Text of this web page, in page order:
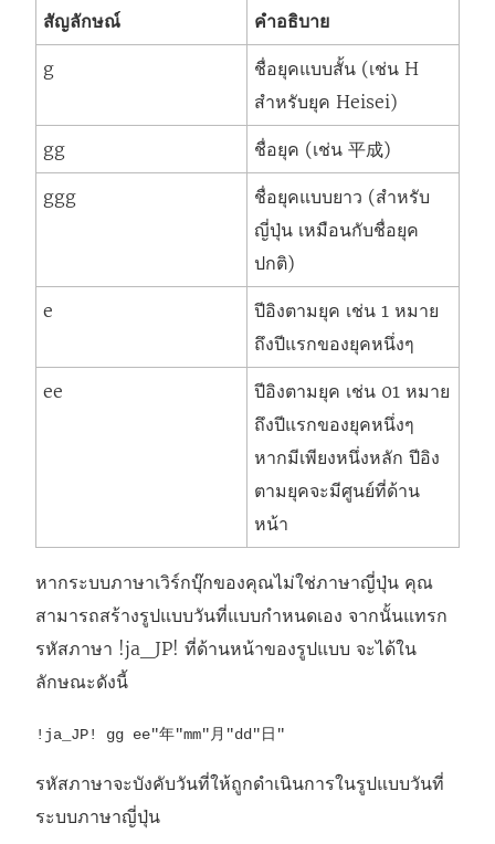
สัญลักษณ์ คำอธิบาย
g
ชื่อยุคแบบสั้น (เช่น H
สำหรับยุค Heisei)
gg ชื่อยุค (เช่น 平成)
ggg
ชื่อยุคแบบยาว (สำหรับ
ญี่ปุ่น เหมือนกับชื่อยุค
ปกติ)
e
ปีอิงตามยุค เช่น 1 หมาย
ถึงปีแรกของยุคหนึ่งๆ
ee
ปีอิงตามยุค เช่น 01 หมาย
ถึงปีแรกของยุคหนึ่งๆ
หากมีเพียงหนึ่งหลัก ปีอิง
ตามยุคจะมีศูนย์ที่ด้าน
หน้า
หากระบบภาษาเวิร์กบุ๊กของคุณไม่ใช่ภาษาญี่ปุ่น คุณ
สามารถสร้างรูปแบบวันที่แบบกำหนดเอง จากนั้นแทรก
รหัสภาษา !ja_JP! ที่ด้านหน้าของรูปแบบ จะได้ใน
ลักษณะดังนี้
!ja_JP! gg ee"年"mm"月"dd"日"
รหัสภาษาจะบังคับวันที่ให้ถูกดำเนินการในรูปแบบวันที่
ระบบภาษาญี่ปุ่น